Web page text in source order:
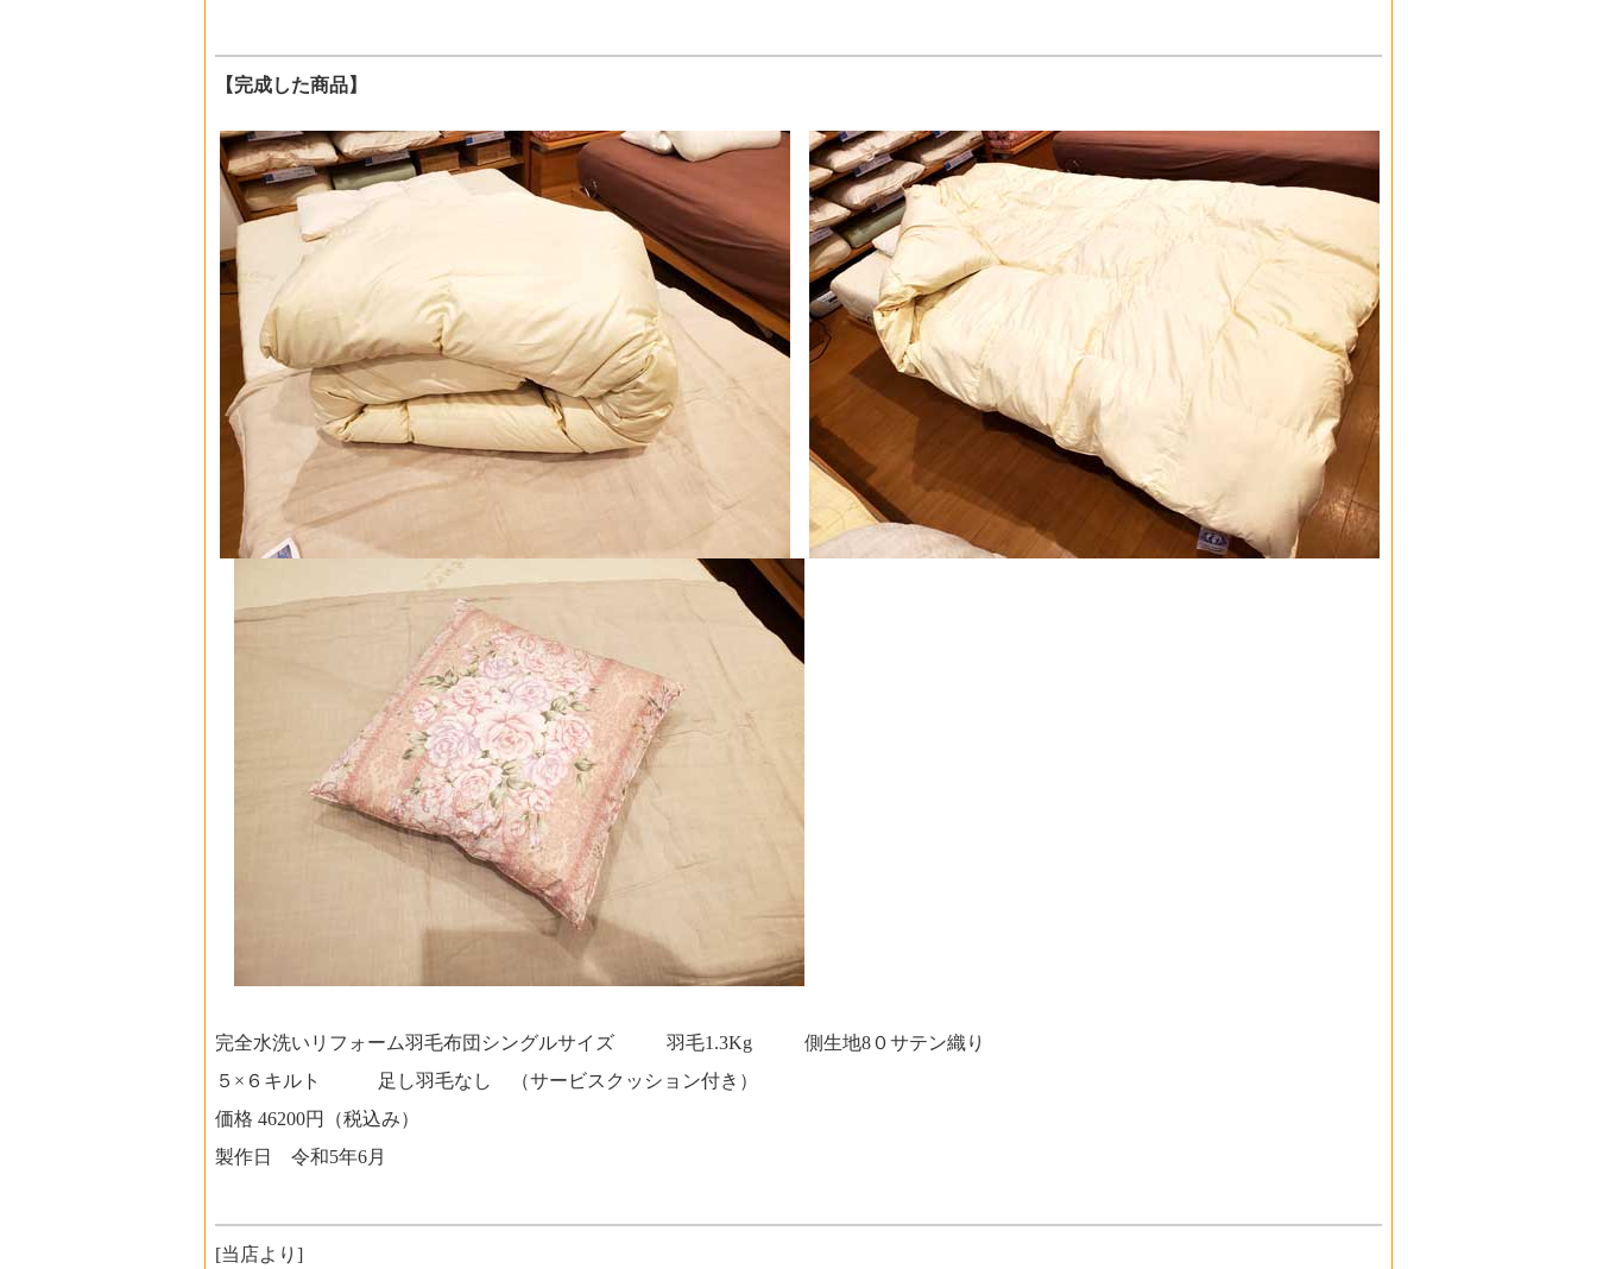
【完成した商品】
完全水洗いリフォーム羽毛布団シングルサイズ 羽毛1.3Kg 側生地8０サテン織り
５×６キルト 足し羽毛なし （サービスクッション付き）
価格 46200円（税込み）
製作日 令和5年6月
[当店より]